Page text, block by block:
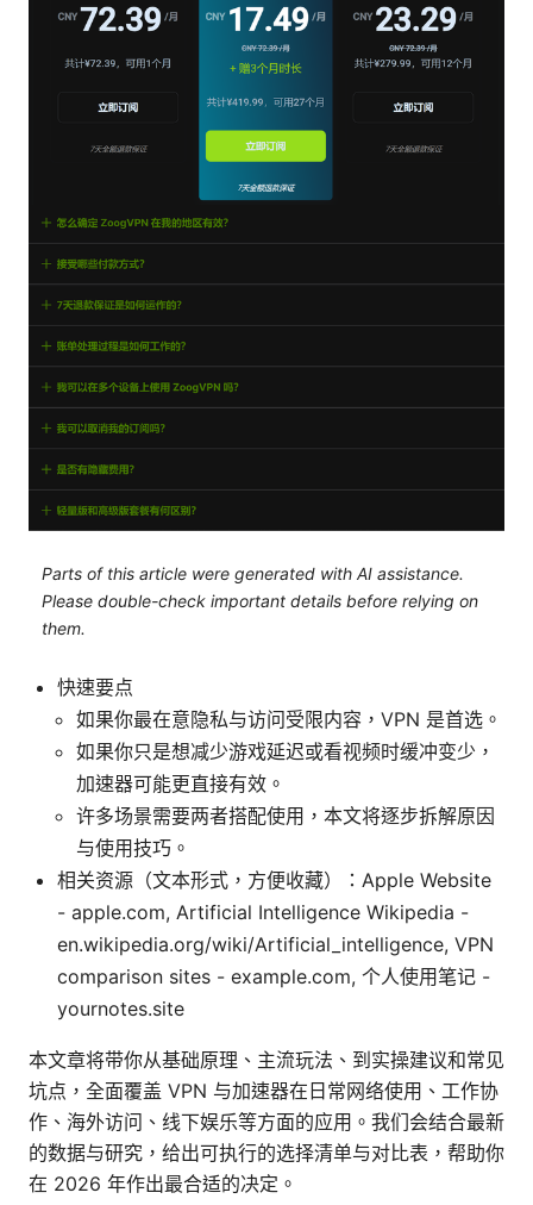
Parts of this article were generated with AI assistance.
Please double-check important details before relying on
them.
快速要点
如果你最在意隐私与访问受限内容，VPN 是首选。
如果你只是想减少游戏延迟或看视频时缓冲变少，
加速器可能更直接有效。
许多场景需要两者搭配使用，本文将逐步拆解原因
与使用技巧。
相关资源（文本形式，方便收藏）：Apple Website
- apple.com, Artificial Intelligence Wikipedia -
en.wikipedia.org/wiki/Artificial_intelligence, VPN
comparison sites - example.com, 个人使用笔记 -
yournotes.site
本文章将带你从基础原理、主流玩法、到实操建议和常见
坑点，全面覆盖 VPN 与加速器在日常网络使用、工作协
作、海外访问、线下娱乐等方面的应用。我们会结合最新
的数据与研究，给出可执行的选择清单与对比表，帮助你
在 2026 年作出最合适的决定。